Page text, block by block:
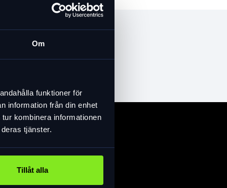
Om
funktioner för
information från din enhet
kombinera informationen
tjänster.
Tillåt alla